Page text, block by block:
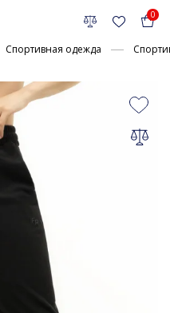
0
Спортивная одежда